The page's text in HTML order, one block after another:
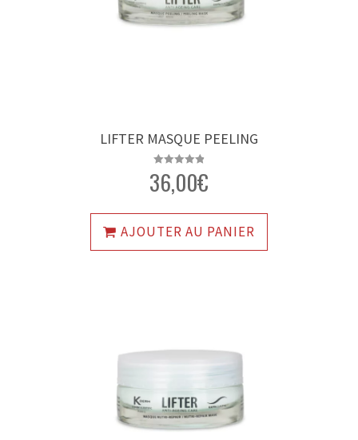
LIFTER MASQUE PEELING
Note4.93
sur 5
36,00€
AJOUTER AU PANIER